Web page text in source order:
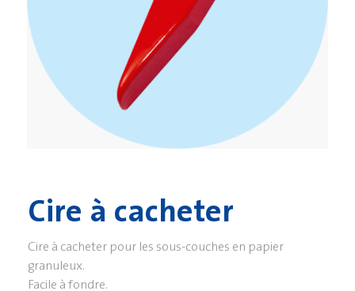
Cire à cacheter
Cire à cacheter pour les sous-couches en papier
granuleux.
Facile à fondre.